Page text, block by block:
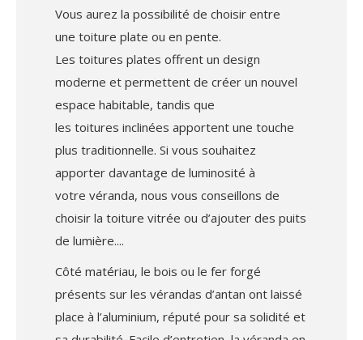
Vous aurez la possibilité de choisir entre
une toiture plate ou en pente.
Les toitures plates offrent un design
moderne et permettent de créer un nouvel
espace habitable, tandis que
les toitures inclinées apportent une touche
plus traditionnelle. Si vous souhaitez
apporter davantage de luminosité à
votre véranda, nous vous conseillons de
choisir la toiture vitrée ou d’ajouter des puits
de lumière.
Côté matériau, le bois ou le fer forgé
présents sur les vérandas d’antan ont laissé
place à l’aluminium, réputé pour sa solidité et